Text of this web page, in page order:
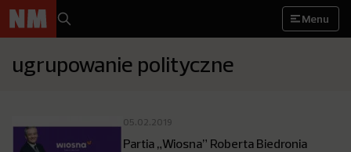
Menu
ugrupowanie polityczne
05.02.2019
Partia „Wiosna” Roberta Biedronia